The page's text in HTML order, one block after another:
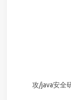
攻/java安全